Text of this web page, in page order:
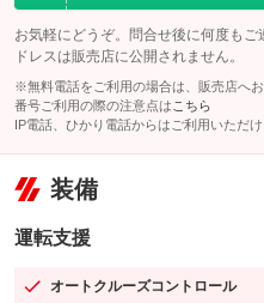
お気軽にどうぞ。問合せ後に何度も
ドレスは販売店に公開されません。
※無料電話をご利用の場合は、販売店へ
番号ご利用の際の注意点は こちら
IP電話、ひかり電話からはご利用いただけ
装備
運転支援
オートクルーズコントロール
：装備あり